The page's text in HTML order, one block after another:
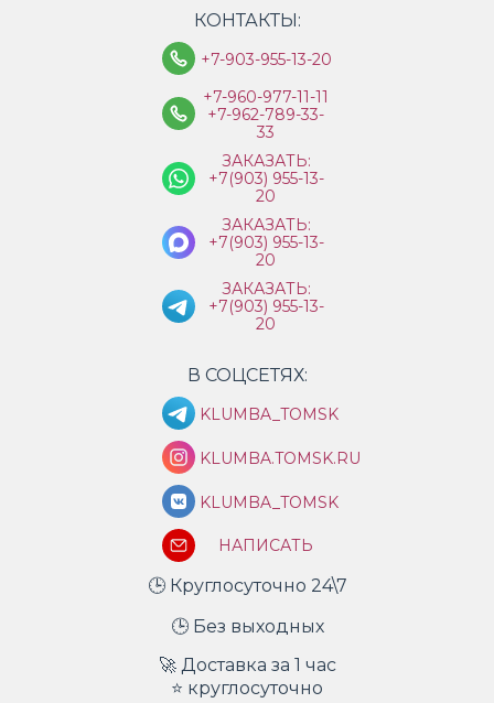
КОНТАКТЫ:
+7-903-955-13-20
+7-960-977-11-11
+7-962-789-33-
33
ЗАКАЗАТЬ:
+7(903) 955-13-
20
ЗАКАЗАТЬ:
+7(903) 955-13-
20
ЗАКАЗАТЬ:
+7(903) 955-13-
20
В СОЦСЕТЯХ:
KLUMBA_TOMSK
KLUMBA.TOMSK.RU
KLUMBA_TOMSK
НАПИСАТЬ
🕒 Круглосуточно 24\7
🕒 Без выходных
🚀 Доставка за 1 час
⭐ круглосуточно